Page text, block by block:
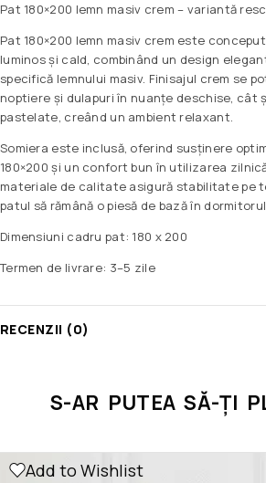
Pat 180×200 lemn masiv crem – variantă
Pat 180×200 lemn masiv crem este
luminos și cald, combinând un design
specifică lemnului masiv. Finisajul crem se
noptiere și dulapuri în nuanțe deschise, cât
pastelate, creând un ambient relaxant.
Somiera este inclusă, oferind susținere
180×200 și un confort bun în utilizarea
materiale de calitate asigură stabilitate pe
patul să rămână o piesă de bază în
Dimensiuni cadru pat: 180 x 200
Termen de livrare: 3–5 zile
RECENZII (0)
S-AR PUTEA SĂ-ȚI
Add to Wishlist